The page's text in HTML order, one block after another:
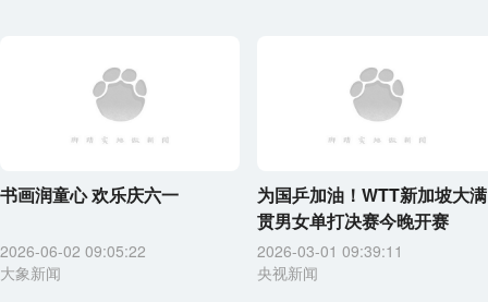
书画润童心 欢乐庆六一
2026-06-02 09:05:22
大象新闻
为国乒加油！WTT新加坡大满
贯男女单打决赛今晚开赛
2026-03-01 09:39:11
央视新闻